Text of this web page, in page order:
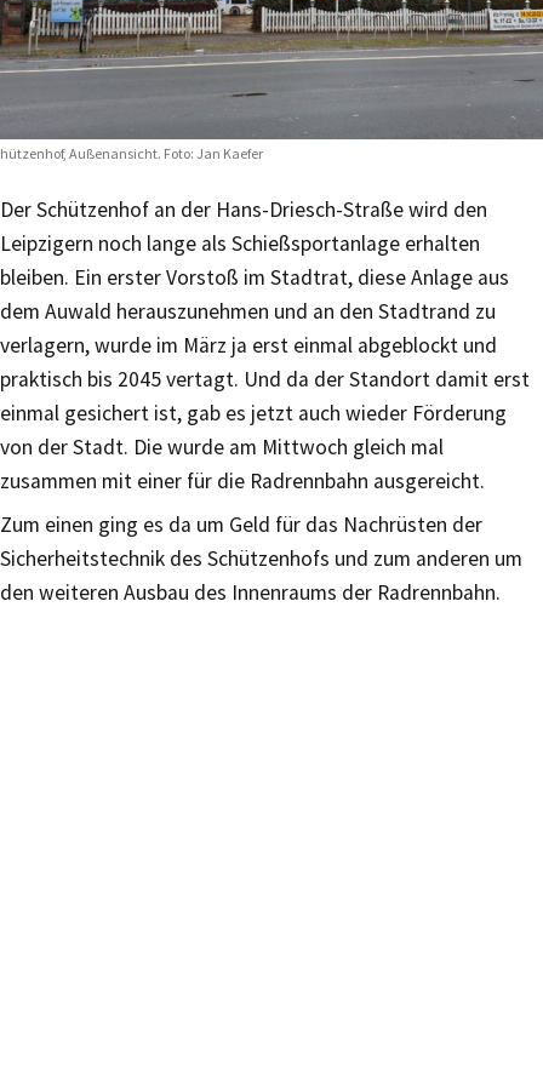
Außenansicht. Foto: Jan Kaefer
Der Schützenhof an der Hans-Driesch-Straße wird den
Leipzigern noch lange als Schießsportanlage erhalten
bleiben. Ein erster Vorstoß im Stadtrat, diese Anlage aus
dem Auwald herauszunehmen und an den Stadtrand zu
verlagern, wurde im März ja erst einmal abgeblockt und
praktisch bis 2045 vertagt. Und da der Standort damit erst
einmal gesichert ist, gab es jetzt auch wieder Förderung
von der Stadt. Die wurde am Mittwoch gleich mal
zusammen mit einer für die Radrennbahn ausgereicht.
Zum einen ging es da um Geld für das Nachrüsten der
Sicherheitstechnik des Schützenhofs und zum anderen um
den weiteren Ausbau des Innenraums der Radrennbahn.